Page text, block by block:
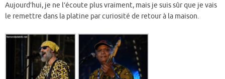
Aujourd’hui, je ne l’écoute plus vraiment, mais je suis sûr que je vais
le remettre dans la platine par curiosité de retour à la maison.